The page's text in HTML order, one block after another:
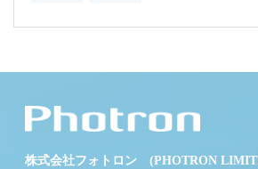
株式会社フォトロン (PHOTRON